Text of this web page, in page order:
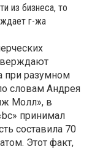
из бизнеса, то
г-жа
при разумном
словам Андрея
Молл», в
принимал
составила 70
Этот факт,